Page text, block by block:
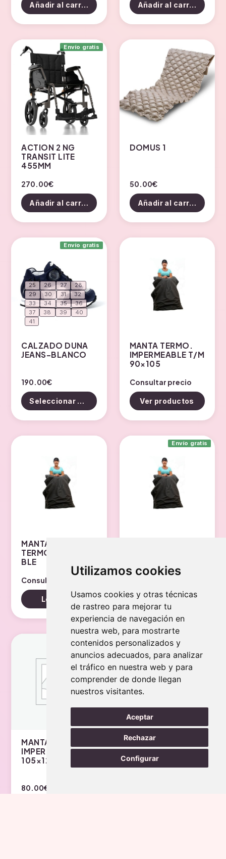
Utilizamos cookies
Usamos cookies y otras técnicas
de rastreo para mejorar tu
experiencia de navegación en
nuestra web, para mostrarte
contenidos personalizados y
anuncios adecuados, para analizar
el tráfico en nuestra web y para
comprender de donde llegan
nuestros visitantes.
Aceptar
Rechazar
Configurar
Añadir al carrito Añadir al carrito
Envío gratis
ACTION 2 NG
TRANSIT LITE
455MM
270.00€
Añadir al carrito
DOMUS 1
50.00€
Añadir al carrito
Envío gratis
25 26 27
28
29
30 31
32
33
34 35
36
37
38 39
40
41
CALZADO DUNA
JEANS-BLANCO
190.00€
Seleccionar opciones
Este
producto
tiene
múltiples
variantes.
opciones
pueden
página
de
MANTA TERMO.
IMPERMEABLE T/M
90×105
Consultar precio
Ver productos
MANTA
TERMO.IMPERMEA
BLE
Consultar precio
Leer más
Envío gratis
Añadir al carrito
Envío gratis
MANTA TERMO.
IMPERMEABLE T/L
105×120
80.00€
Envío gratis
30 32
ROSE GOLD
UNICORN BILLY
CLASSIC LACE
HIGH TOPS